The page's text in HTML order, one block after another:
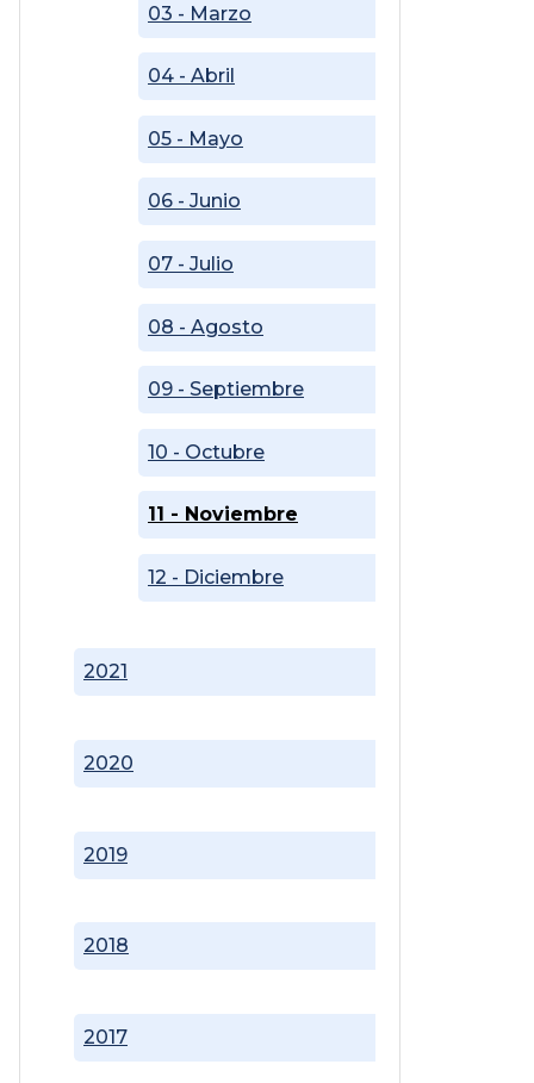
2017
2018
2019
2020
2021
03 - Marzo
04 - Abril
05 - Mayo
06 - Junio
07 - Julio
08 - Agosto
09 - Septiembre
10 - Octubre
11 - Noviembre
12 - Diciembre